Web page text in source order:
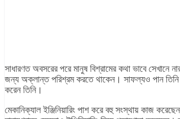
সাধারণত অবসরের পরে মানুষ বিশ্রামের কথা ভাবে সেখানে
জন্য অক্লান্ত পরিশ্রম করতে থাকেন। সাফল্যও পান
করেন তিনি।
মেকানিক্যাল ইঞ্জিনিয়ারিং পাশ করে বহু সংস্থায় কাজ